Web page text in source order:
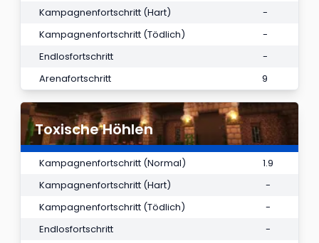
Kampagnenfortschritt (Hart)
-
Kampagnenfortschritt (Tödlich)
-
Endlosfortschritt
-
Arenafortschritt
9
Toxische Höhlen
Kampagnenfortschritt (Normal)
1.9
Kampagnenfortschritt (Hart)
-
Kampagnenfortschritt (Tödlich)
-
Endlosfortschritt
-